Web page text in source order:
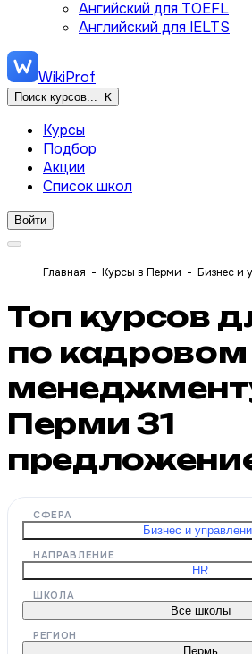
Ангийский для TOEFL
Английский для IELTS
WikiProf
Поиск курсов... K
Курсы
Подбор
Акции
Список школ
Войти
Главная Курсы в Перми Бизнес и
Топ курсов
по кадровом
Перми31
СФЕРА
Бизнес и
НАПРАВЛЕНИЕ
HR
ШКОЛА
Все школы
РЕГИОН
Пермь